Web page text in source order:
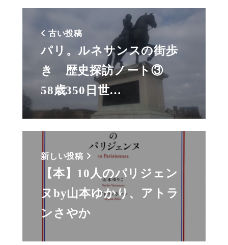
古い投稿
パリ。ルネサンスの街歩
き 歴史探訪ノート③
58歳350日世…
新しい投稿
【本】10人のパリジェン
ヌby山本ゆかり、アトラ
ンさやか